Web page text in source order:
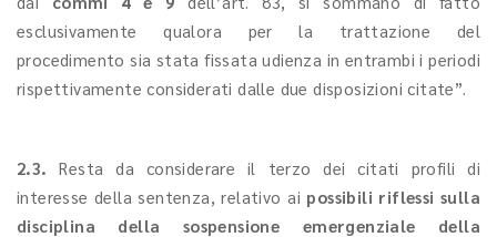
esclusivamente qualora per la trattazione del
procedimento sia stata fissata udienza in entrambi i periodi
rispettivamente considerati dalle due disposizioni citate”.
2.3.Resta da considerare il terzo dei citati profili di
interesse della sentenza, relativo ai possibili riflessi sulla
disciplina della sospensione emergenziale della